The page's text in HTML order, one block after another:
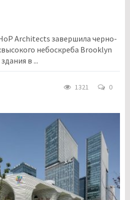
Architects завершила черно-
небоскреба Brooklyn
в ...
1321 0